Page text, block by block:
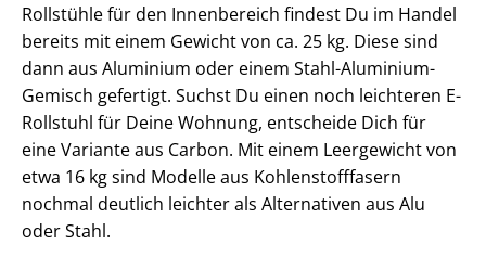
Rollstühle für den Innenbereich findest Du im Handel
bereits mit einem Gewicht von ca. 25 kg. Diese sind
dann aus Aluminium oder einem Stahl-Aluminium-
Gemisch gefertigt. Suchst Du einen noch leichteren E-
Rollstuhl für Deine Wohnung, entscheide Dich für
eine Variante aus Carbon. Mit einem Leergewicht von
etwa 16 kg sind Modelle aus Kohlenstofffasern
nochmal deutlich leichter als Alternativen aus Alu
oder Stahl.